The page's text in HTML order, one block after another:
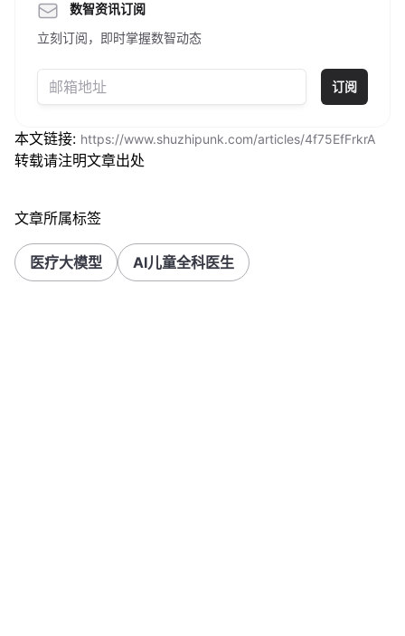
数智资讯订阅
立刻订阅，即时掌握数智动态
订阅
本文链接: https://www.shuzhipunk.com/articles/4f75EfFrkrA
转载请注明文章出处
文章所属标签
医疗大模型 AI儿童全科医生